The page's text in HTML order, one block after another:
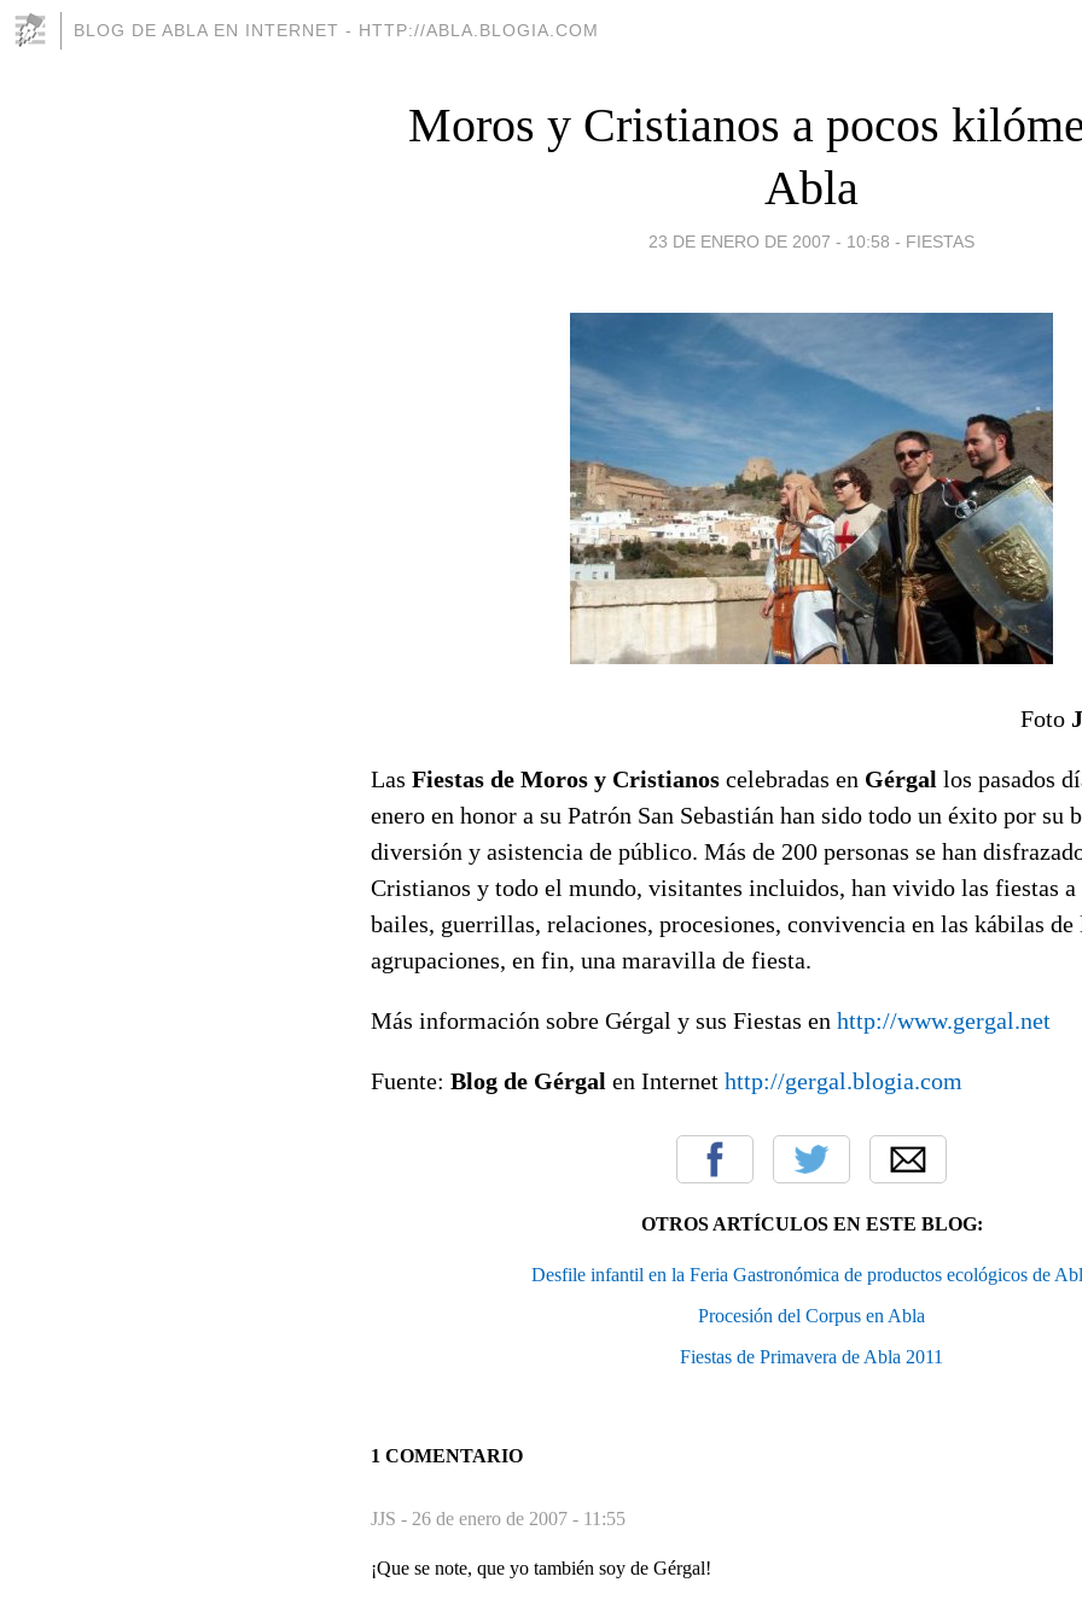
BLOG DE ABLA EN INTERNET - HTTP://ABLA.BLOGIA.COM
Moros y Cristianos a pocos
Abla
23 DE ENERO DE 2007 - 10:58 - FIESTAS
Foto
Las Fiestas de Moros y Cristianos celebradas en Gérgal los pasados
enero en honor a su Patrón San Sebastián han sido todo un éxito por su
diversión y asistencia de público. Más de 200 personas se han
Cristianos y todo el mundo, visitantes incluidos, han vivido las fiestas a
bailes, guerrillas, relaciones, procesiones, convivencia en las kábilas de
agrupaciones, en fin, una maravilla de fiesta.
Más información sobre Gérgal y sus Fiestas en http://www.gergal.net
Fuente: Blog de Gérgal en Internet http://gergal.blogia.com
OTROS ARTÍCULOS EN ESTE BLOG:
Desfile infantil en la Feria Gastronómica de productos ecológicos de
Procesión del Corpus en Abla
Fiestas de Primavera de Abla 2011
1 COMENTARIO
JJS - 26 de enero de 2007 - 11:55
¡Que se note, que yo también soy de Gérgal!